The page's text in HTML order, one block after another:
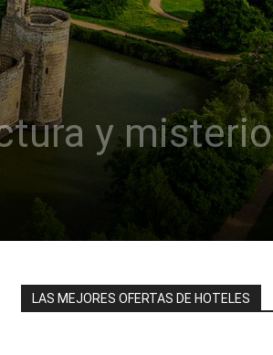
y misterio
LAS MEJORES OFERTAS DE HOTELES